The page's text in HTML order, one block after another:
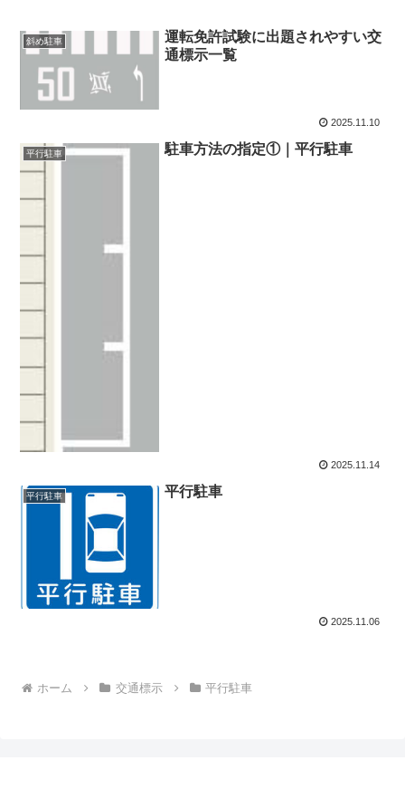
斜め駐車
運転免許試験に出題されやすい交
通標示一覧
2025.11.10
平行駐車 駐車方法の指定①｜平行駐車
2025.11.14
平行駐車 平行駐車
2025.11.06
ホーム 交通標示 平行駐車